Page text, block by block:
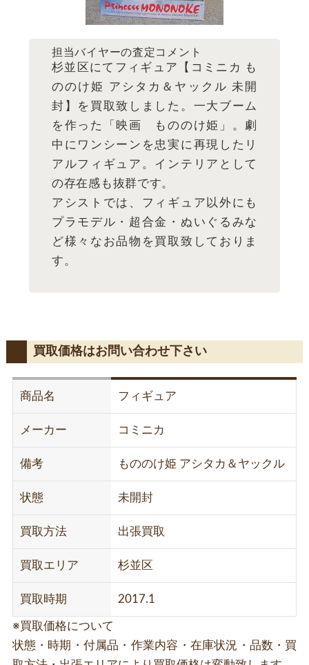
担当バイヤーの査定コメント
杉並区にてフィギュア【コミニカ も
ののけ姫 アシタカ＆ヤックル 未開
封】を買取致しました。一大ブーム
を作った「映画 もののけ姫」。劇
中にワンシーンを忠実に再現したリ
アルフィギュア。インテリアとして
の存在感も抜群です。
アシストでは、フィギュア以外にも
プラモデル・超合金・ぬいぐるみな
ど様々なお品物を買取致しておりま
す。
買取価格はお問い合わせ下さい
商品名 フィギュア
メーカー コミニカ
備考 もののけ姫 アシタカ＆ヤックル
状態 未開封
買取方法 出張買取
買取エリア 杉並区
買取時期 2017.1
※買取価格について
状態・時期・付属品・作業内容・在庫状況・品数・買